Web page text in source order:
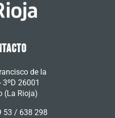
de la
3ºD 26001
(La Rioja)
53 / 638 298